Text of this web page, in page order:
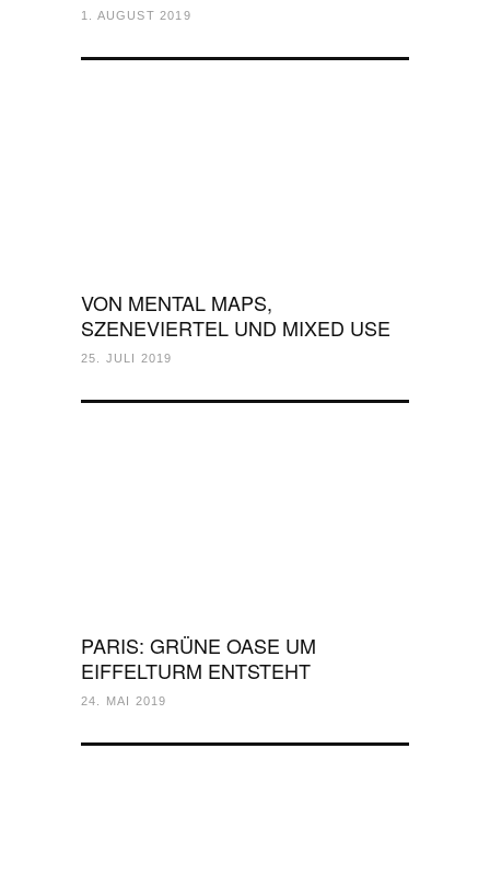
1. AUGUST 2019
VON MENTAL MAPS,
SZENEVIERTEL UND MIXED USE
25. JULI 2019
PARIS: GRÜNE OASE UM
EIFFELTURM ENTSTEHT
24. MAI 2019